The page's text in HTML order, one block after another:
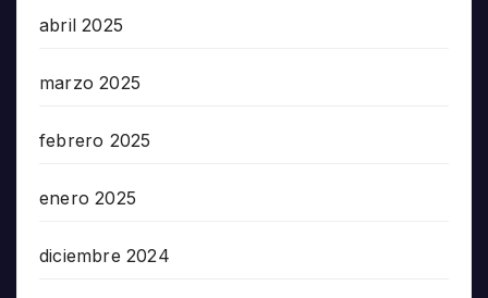
abril 2025
marzo 2025
febrero 2025
enero 2025
diciembre 2024